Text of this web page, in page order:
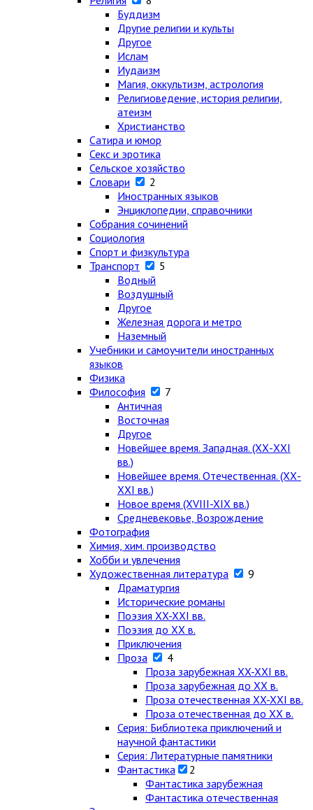
Буддизм
Другие религии и культы
Другое
Ислам
Иудаизм
Магия, оккультизм, астрология
Религиоведение, история религии,
атеизм
Христианство
Сатира и юмор
Секс и эротика
Сельское хозяйство
Словари
2
Иностранных языков
Энциклопедии, справочники
Собрания сочинений
Социология
Спорт и физкультура
Транспорт
5
Водный
Воздушный
Другое
Железная дорога и метро
Наземный
Учебники и самоучители иностранных
языков
Физика
Философия
7
Античная
Восточная
Другое
Новейшее время. Западная. (ХХ-ХХI
вв.)
Новейшее время. Отечественная. (ХХ-
ХХI вв.)
Новое время (XVIII-XIX вв.)
Средневековье, Возрождение
Фотография
Химия, хим. производство
Хобби и увлечения
Художественная литература
9
Драматургия
Исторические романы
Поэзия XX-XXI вв.
Поэзия до XX в.
Приключения
Проза
4
Проза зарубежная XX-XXI вв.
Проза зарубежная до XX в.
Проза отечественная XX-XXI вв.
Проза отечественная до XX в.
Серия: Библиотека приключений и
научной фантастики
Серия: Литературные памятники
Фантастика
2
Фантастика зарубежная
Фантастика отечественная